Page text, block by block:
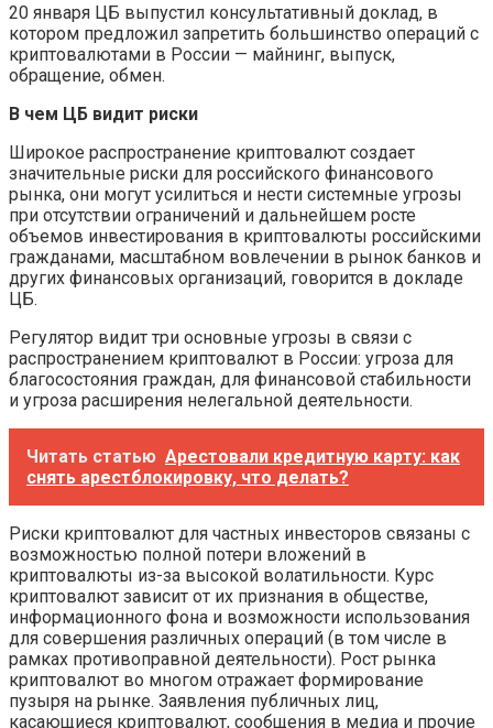
20 января ЦБ выпустил консультативный доклад, в
котором предложил запретить большинство операций с
криптовалютами в России — майнинг, выпуск,
обращение, обмен.
В чем ЦБ видит риски
Широкое распространение криптовалют создает
значительные риски для российского финансового
рынка, они могут усилиться и нести системные угрозы
при отсутствии ограничений и дальнейшем росте
объемов инвестирования в криптовалюты российскими
гражданами, масштабном вовлечении в рынок банков и
других финансовых организаций, говорится в докладе
ЦБ.
Регулятор видит три основные угрозы в связи с
распространением криптовалют в России: угроза для
благосостояния граждан, для финансовой стабильности
и угроза расширения нелегальной деятельности.
Читать статью Арестовали кредитную карту: как
снять арестблокировку, что делать?
Риски криптовалют для частных инвесторов связаны с
возможностью полной потери вложений в
криптовалюты из-за высокой волатильности. Курс
криптовалют зависит от их признания в обществе,
информационного фона и возможности использования
для совершения различных операций (в том числе в
рамках противоправной деятельности). Рост рынка
криптовалют во многом отражает формирование
пузыря на рынке. Заявления публичных лиц,
касающиеся криптовалют, сообщения в медиа и прочие